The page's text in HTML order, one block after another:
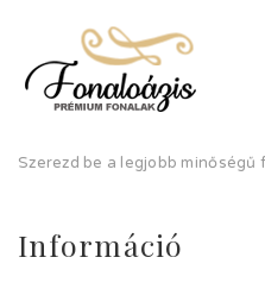
Szerezd be a legjobb
Információ